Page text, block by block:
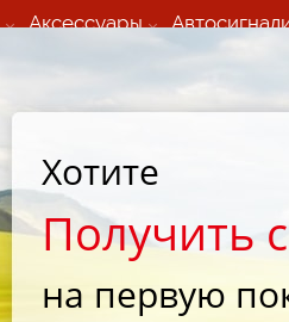
Аксессуары
по всем
(Пн-Пт) с 9:00 -
Хотите
Получить
на первую